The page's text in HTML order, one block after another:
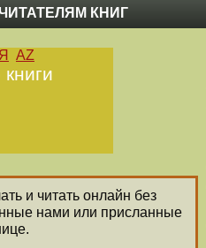
КНИГ
Я AZ
и читать онлайн без
нами или присланные